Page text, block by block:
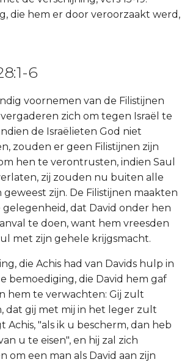
die hem er door veroorzaakt werd,
6
voornemen van de Filistijnen
zich om tegen Israël te
de Israëlieten God niet
zouden er geen Filistijnen zijn
hen te verontrusten, indien Saul
zij zouden nu buiten alle
geweest zijn. De Filistijnen maakten
dat David onder hen
te doen, want hem vreesden
met zijn gehele krijgsmacht.
die Achis had van Davids hulp in
bemoediging, die David hem gaf
hem te verwachten: Gij zult
dat gij met mij in het leger zult
Achis, "als ik u bescherm, dan heb
u te eisen", en hij zal zich
om een man als David aan zijn